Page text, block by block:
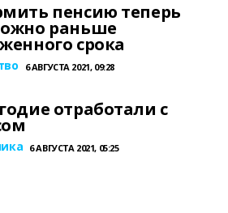
пенсию теперь
раньше
срока
6 АВГУСТА 2021, 09:28
отработали с
6 АВГУСТА 2021, 05:25